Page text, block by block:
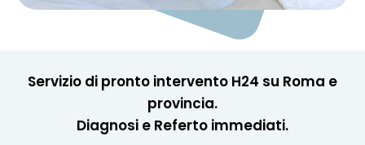
Servizio di pronto intervento H24 su Roma e
provincia.
Diagnosi e Referto immediati.